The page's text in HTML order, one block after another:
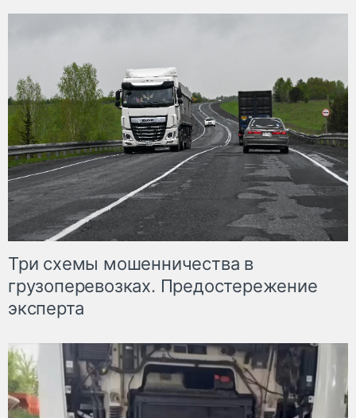
Три схемы мошенничества в
грузоперевозках. Предостережение
эксперта